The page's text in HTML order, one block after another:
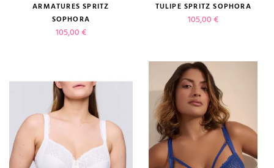
ARMATURES SPRITZ
SOPHORA
Prix
105,00 €
TULIPE SPRITZ SOPHORA
Prix
105,00 €